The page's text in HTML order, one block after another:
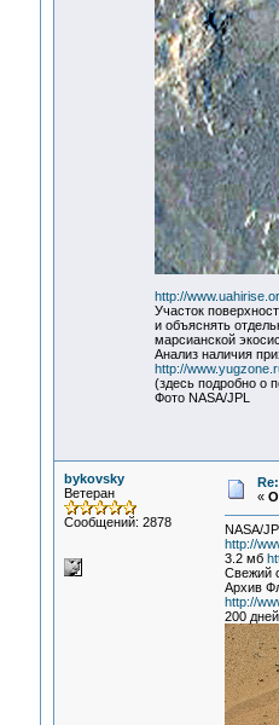
http://
Участок
и объяснять
марсианской
Анализ наличия
http://
(здесь подробно о
Фото NASA/JPL
bykovsky
Ветеран
Сообщений: 2878
«
NASA/
http://
3.2 мб
Свежий
Архив
http://
200